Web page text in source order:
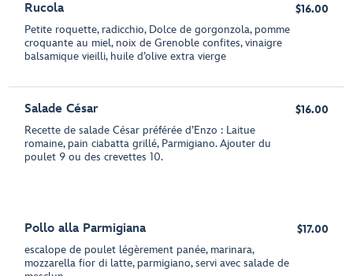
Rucola
Petite roquette, radicchio, Dolce de gorgonzola, pomme
croquante au miel, noix de Grenoble confites, vinaigre
balsamique vieilli, huile d’olive extra vierge
$16.00
Salade César
Recette de salade César préférée d’Enzo : Laitue
romaine, pain ciabatta grillé, Parmigiano. Ajouter du
poulet 9 ou des crevettes 10.
$16.00
Pollo alla Parmigiana
escalope de poulet légèrement panée, marinara,
mozzarella fior di latte, parmigiano, servi avec salade de
$17.00